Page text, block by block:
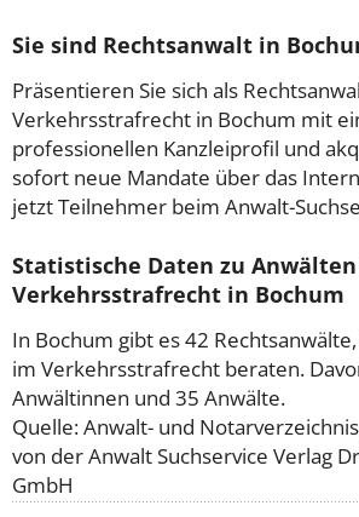
Sie sind Rechtsanwalt in
Präsentieren Sie sich als
Verkehrsstrafrecht in Bochum mit
professionellen Kanzleiprofil und
sofort neue Mandate über das
jetzt Teilnehmer beim Anwalt-
Statistische Daten zu
Verkehrsstrafrecht in Bochum
In Bochum gibt es 42
im Verkehrsstrafrecht beraten.
Anwältinnen und 35 Anwälte.
Quelle: Anwalt- und
von der Anwalt Suchservice Verlag
GmbH